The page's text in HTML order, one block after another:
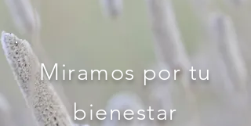
Miramos por tu
bienestar